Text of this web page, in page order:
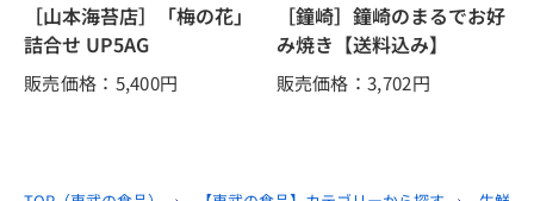
［山本海苔店］「梅の花」
詰合せ UP5AG
販売価格：5,400円
［鐘崎］鐘崎のまるでお好
み焼き【送料込み】
販売価格：3,702円